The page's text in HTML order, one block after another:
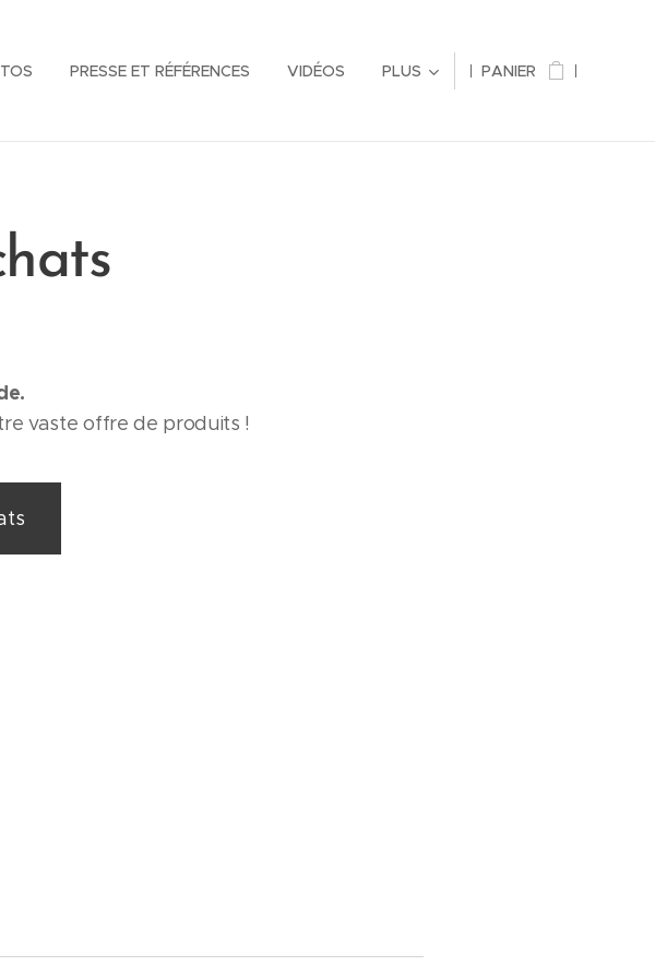
PRESSE ET RÉFÉRENCES VIDÉOS PLUS PANIER
vaste offre de produits !